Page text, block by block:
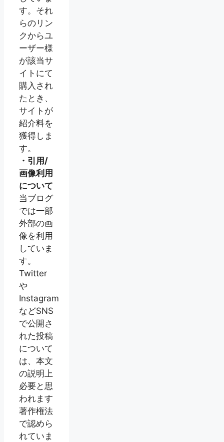
す。それ
らのリン
クからユ
ーザー様
が該当サ
イトにて
購入され
たとき、
サイトが
紹介料を
獲得しま
す。
・引用/
画像利用
について
当ブログ
では一部
外部の画
像を利用
していま
す。
Twitter
や
Instagram
などSNS
で公開さ
れた投稿
について
は、本文
の説明上
必要と思
われます
著作権法
で認めら
れていま